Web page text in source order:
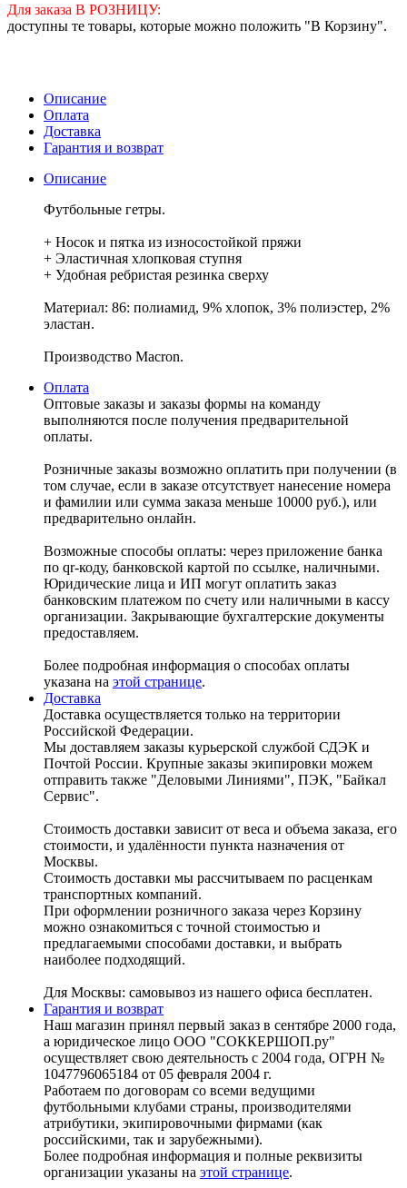
Для заказа В РОЗНИЦУ:
доступны те товары, которые можно положить "В Корзину".
Описание
Оплата
Доставка
Гарантия и возврат
Описание
Футбольные гетры.
+ Носок и пятка из износостойкой пряжи
+ Эластичная хлопковая ступня
+ Удобная ребристая резинка сверху
Материал: 86: полиамид, 9% хлопок, 3% полиэстер, 2%
эластан.
Производство Macron.
Оплата
Оптовые заказы и заказы формы на команду
выполняются после получения предварительной
оплаты.
Розничные заказы возможно оплатить при получении (в
том случае, если в заказе отсутствует нанесение номера
и фамилии или сумма заказа меньше 10000 руб.), или
предварительно онлайн.
Возможные способы оплаты: через приложение банка
по qr-коду, банковской картой по ссылке, наличными.
Юридические лица и ИП могут оплатить заказ
банковским платежом по счету или наличными в кассу
организации. Закрывающие бухгалтерские документы
предоставляем.
Более подробная информация о способах оплаты
указана на этой странице.
Доставка
Доставка осуществляется только на территории
Российской Федерации.
Мы доставляем заказы курьерской службой СДЭК и
Почтой России. Крупные заказы экипировки можем
отправить также "Деловыми Линиями", ПЭК, "Байкал
Сервис".
Стоимость доставки зависит от веса и объема заказа, его
стоимости, и удалённости пункта назначения от
Москвы.
Стоимость доставки мы рассчитываем по расценкам
транспортных компаний.
При оформлении розничного заказа через Корзину
можно ознакомиться с точной стоимостью и
предлагаемыми способами доставки, и выбрать
наиболее подходящий.
Для Москвы: самовывоз из нашего офиса бесплатен.
Гарантия и возврат
Наш магазин принял первый заказ в сентябре 2000 года,
а юридическое лицо ООО "СОККЕРШОП.ру"
осуществляет свою деятельность с 2004 года, ОГРН №
1047796065184 от 05 февраля 2004 г.
Работаем по договорам со всеми ведущими
футбольными клубами страны, производителями
атрибутики, экипировочными фирмами (как
российскими, так и зарубежными).
Более подробная информация и полные реквизиты
организации указаны на этой странице.